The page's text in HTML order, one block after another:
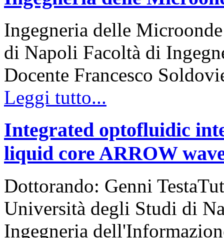
Ingegneria delle
di Napoli Facoltà di
Docente Francesco
Leggi tutto...
Integrated optofluidic
liquid core ARROW
Dottorando: Genni
Università degli Studi di
Ingegneria